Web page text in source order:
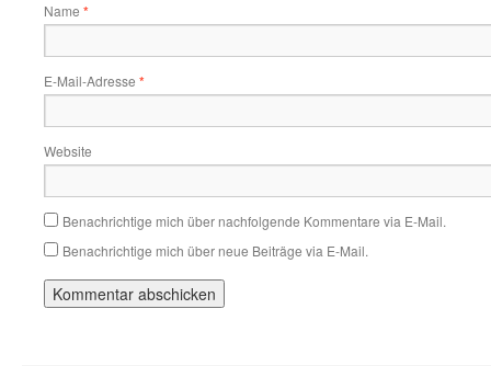
Name *
E-Mail-Adresse *
Website
Benachrichtige mich über nachfolgende Kommentare via E-Mail.
Benachrichtige mich über neue Beiträge via E-Mail.